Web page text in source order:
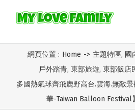
網頁位置 : Home -> 主題特區, 國
戶外踏青, 東部旅遊, 東部飯店
多國熱氣球齊飛鹿野高台‬.雲海.無敵
華-Taiwan Balloon Festival